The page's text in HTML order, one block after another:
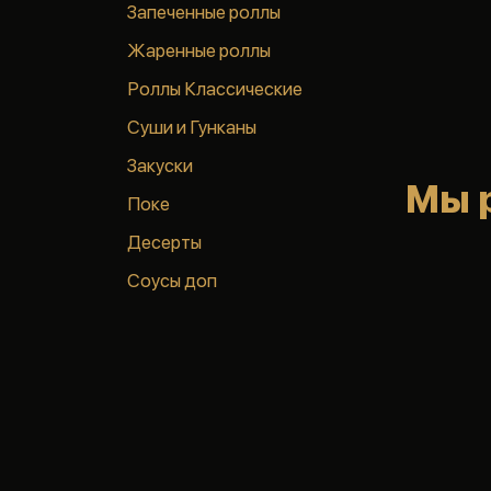
Запеченные роллы
Жаренные роллы
Роллы Классические
Суши и Гунканы
Закуски
Поке
Десерты
Соусы доп
Мы